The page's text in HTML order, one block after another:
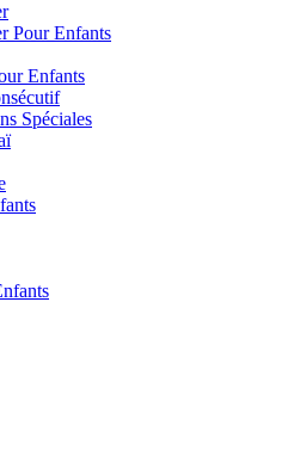
Pour Enfants
Enfants
Spéciales